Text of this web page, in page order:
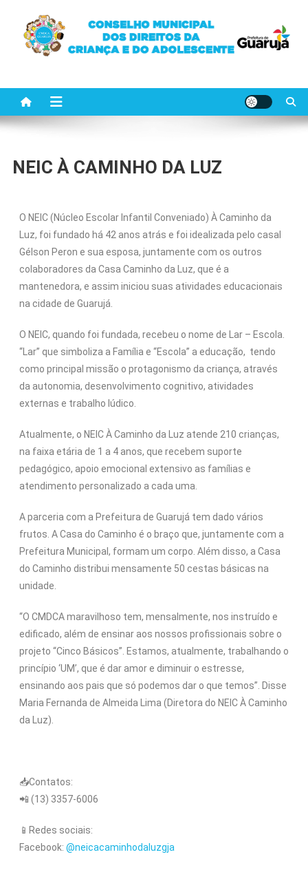
NEIC À CAMINHO DA LUZ
O NEIC (Núcleo Escolar Infantil Conveniado) À Caminho da
Luz, foi fundado há 42 anos atrás e foi idealizada pelo casal
Gélson Peron e sua esposa, juntamente com os outros
colaboradores da Casa Caminho da Luz, que é a
mantenedora, e assim iniciou suas atividades educacionais
na cidade de Guarujá.
O NEIC, quando foi fundada, recebeu o nome de Lar – Escola.
“Lar” que simboliza a Família e “Escola” a educação, tendo
como principal missão o protagonismo da criança, através
da autonomia, desenvolvimento cognitivo, atividades
externas e trabalho lúdico.
Atualmente, o NEIC À Caminho da Luz atende 210 crianças,
na faixa etária de 1 a 4 anos, que recebem suporte
pedagógico, apoio emocional extensivo as famílias e
atendimento personalizado a cada uma.
A parceria com a Prefeitura de Guarujá tem dado vários
frutos. A Casa do Caminho é o braço que, juntamente com a
Prefeitura Municipal, formam um corpo. Além disso, a Casa
do Caminho distribui mensamente 50 cestas básicas na
unidade.
“O CMDCA maravilhoso tem, mensalmente, nos instruído e
edificado, além de ensinar aos nossos profissionais sobre o
projeto “Cinco Básicos”. Estamos, atualmente, trabalhando o
princípio ‘UM’, que é dar amor e diminuir o estresse,
ensinando aos pais que só podemos dar o que temos”. Disse
Maria Fernanda de Almeida Lima (Diretora do NEIC À Caminho
da Luz).
📥Contatos:
📲 (13) 3357-6006
📱Redes sociais:
Facebook: @neicacaminhodaluzgja